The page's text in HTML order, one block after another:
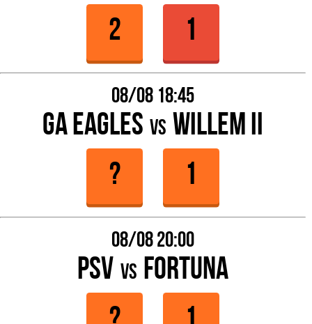
08/08 18:45
GA Eagles vs Willem II
08/08 20:00
PSV vs Fortuna